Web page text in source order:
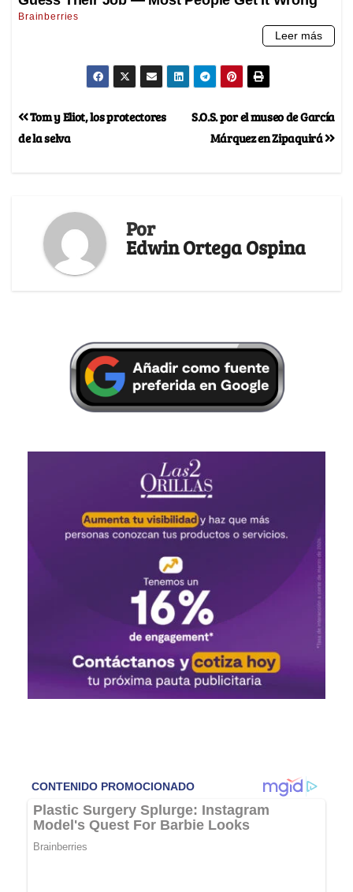
S.O.S. por el museo de García
Márquez en Zipaquirá
Tom y Eliot, los protectores
de la selva
Por
Edwin Ortega Ospina